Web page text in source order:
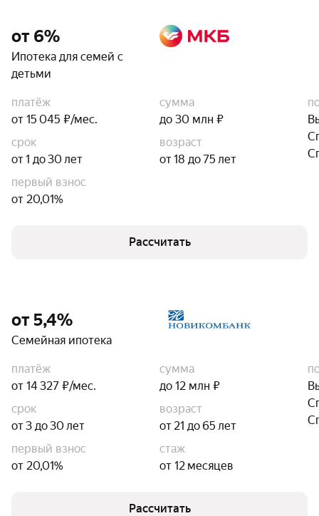
от 6%
Ипотека для семей с
детьми
платёж
от 15 045 ₽/мес.
сумма
до 30 млн ₽
срок
от 1 до 30 лет
возраст
от 18 до 75 лет
первый взнос
от 20,01%
Рассчитать
от 5,4%
Семейная ипотека
платёж
от 14 327 ₽/мес.
сумма
до 12 млн ₽
срок
от 3 до 30 лет
возраст
от 21 до 65 лет
первый взнос
от 20,01%
стаж
от 12 месяцев
Рассчитать